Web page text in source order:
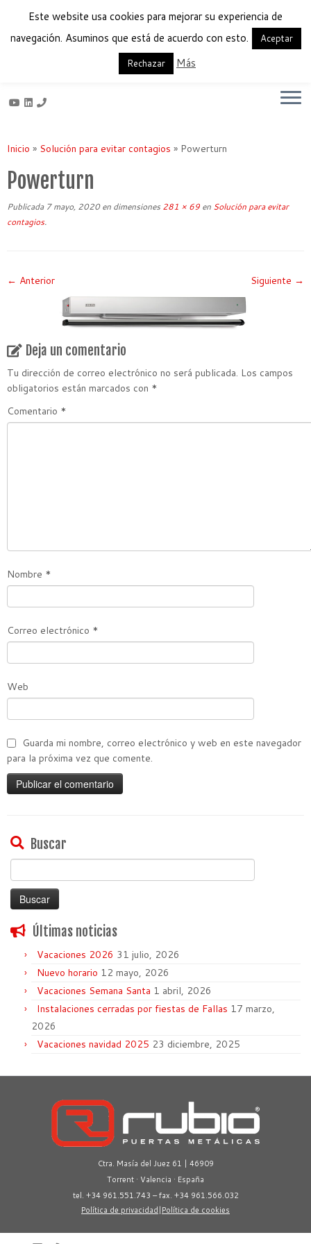
Français
Inicio » Solución para evitar contagios » Powerturn
Powerturn
Publicada 7 mayo, 2020en dimensiones 281 × 69 en Solución para evitar
contagios.
← Anterior Siguiente →
Deja un comentario
Tu dirección de correo electrónico no será publicada. Los campos
obligatorios están marcados con *
Comentario *
Nombre *
Correo electrónico *
Web
Guarda mi nombre, correo electrónico y web en este navegador
para la próxima vez que comente.
Buscar
Últimas noticias
Vacaciones 2026 31 julio, 2026
Nuevo horario 12 mayo, 2026
Vacaciones Semana Santa 1 abril, 2026
Instalaciones cerradas por fiestas de Fallas 17 marzo,
2026
Vacaciones navidad 2025 23 diciembre, 2025
Ctra. Masía del Juez 61 | 46909
Torrent · Valencia · España
tel. +34 961.551.743 – fax. +34 961.566.032
Política de privacidad|Política de cookies
Este website usa cookies para mejorar su experiencia de
navegación. Asuminos que está de acuerdo con esto.
Aceptar
Rechazar
Más